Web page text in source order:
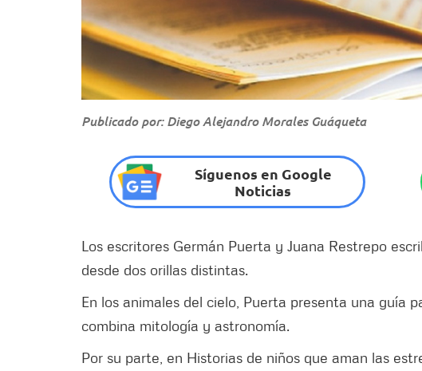
Publicado por: Diego Alejandro Morales Guáqueta
Síguenos en Google
Noticias
Los escritores Germán Puerta y Juana Restrepo
desde dos orillas distintas.
En los animales del cielo, Puerta presenta una guía
combina mitología y astronomía.
Por su parte, en Historias de niños que aman las